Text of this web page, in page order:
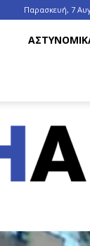
Παρασκευή, 7